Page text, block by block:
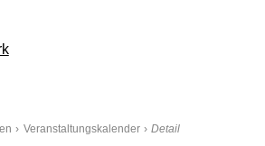
Veranstaltungskalender Detail